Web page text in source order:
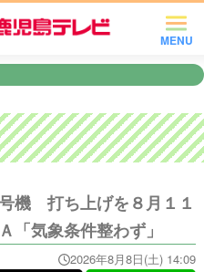
MENU
機 打ち上げを８月１１
気象条件整わず」
2026年8月8日(土) 14:09